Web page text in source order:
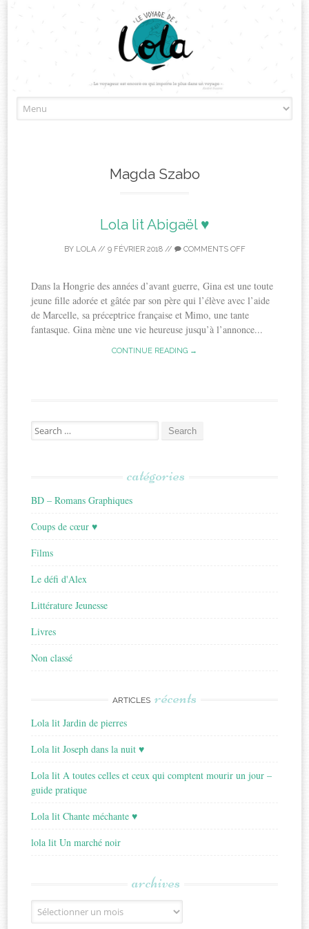
to
Magda Szabo
Lola lit Abigaël ♥
BY LOLA// 9 FÉVRIER 2018// COMMENTS OFF
Dans la Hongrie des années d’avant guerre, Gina est une toute
jeune fille adorée et gâtée par son père qui l’élève avec l’aide
de Marcelle, sa préceptrice française et Mimo, une tante
fantasque. Gina mène une vie heureuse jusqu’à l’annonce...
CONTINUE READING →
Search
for:
catégories
BD – Romans Graphiques
Coups de cœur ♥
Films
Le défi d'Alex
Littérature Jeunesse
Livres
Non classé
ARTICLES récents
Lola lit Jardin de pierres
Lola lit Joseph dans la nuit ♥
Lola lit A toutes celles et ceux qui comptent mourir un jour –
guide pratique
Lola lit Chante méchante ♥
lola lit Un marché noir
archives
Archives